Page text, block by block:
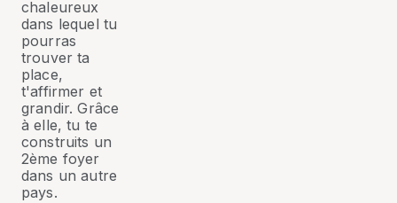
chaleureux
dans lequel tu
pourras
trouver ta
place,
t'affirmer et
grandir. Grâce
à elle, tu te
construits un
2ème foyer
dans un autre
pays.